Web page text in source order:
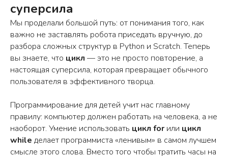
суперсила
Мы проделали большой путь: от понимания того, как
важно не заставлять робота приседать вручную, до
разбора сложных структур в Python и Scratch. Теперь
вы знаете, что цикл — это не просто повторение, а
настоящая суперсила, которая превращает обычного
пользователя в эффективного творца.
Программирование для детей учит нас главному
правилу: компьютер должен работать на человека, а не
наоборот. Умение использовать цикл for или цикл
while делает программиста «ленивым» в самом лучшем
смысле этого слова. Вместо того чтобы тратить часы на